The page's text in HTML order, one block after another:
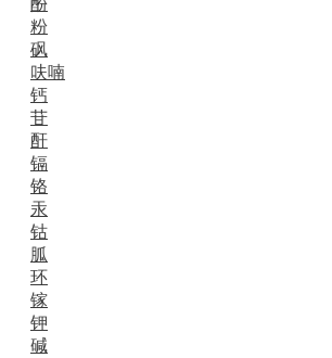
酚
粉
砜
呋喃
钙
苷
酐
镉
铬
汞
钴
胍
环
镓
钾
碱